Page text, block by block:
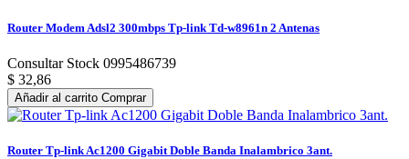
Router Modem Adsl2 300mbps Tp-link Td-w8961n 2 Antenas
Consultar Stock 0995486739
$ 32,86
Añadir al carrito Comprar
Router Tp-link Ac1200 Gigabit Doble Banda Inalambrico 3ant.